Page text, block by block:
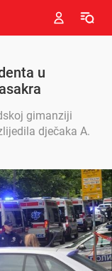
u
gimanziji
dječaka A.